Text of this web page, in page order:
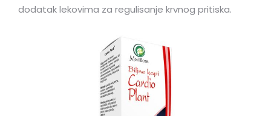
dodatak lekovima za regulisanje krvnog pritiska.